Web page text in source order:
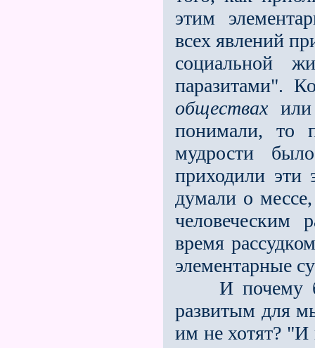
этим
всех явлений
социальной
паразитами".
обществахили
понимали, то
мудрости
приходили эти
думали о
человеческим
время
элементарные
И почему бы
развитым для
им не хотят? "И